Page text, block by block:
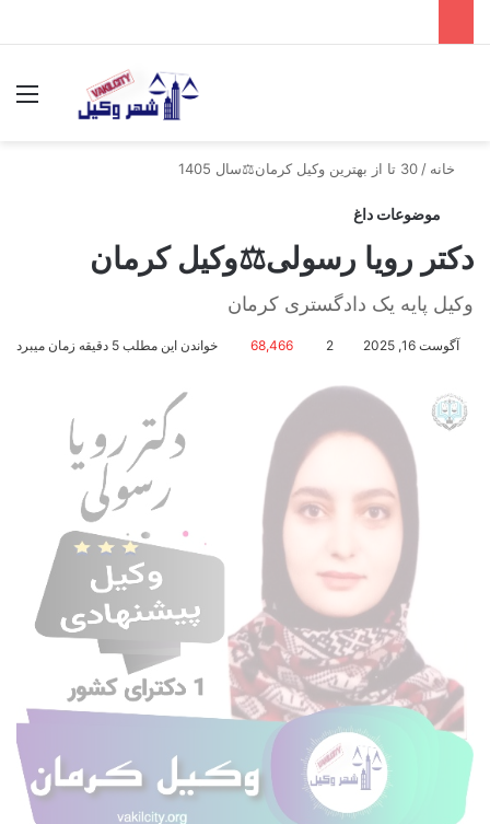
خانه / 30 تا از بهترین وکیل کرمان⚖️سال 1405
موضوعات داغ
دکتر رویا رسولی⚖️وکیل کرمان
وکیل پایه یک دادگستری کرمان
آگوست 16, 2025 2
68,466 خواندن این مطلب 5 دقیقه زمان میبرد